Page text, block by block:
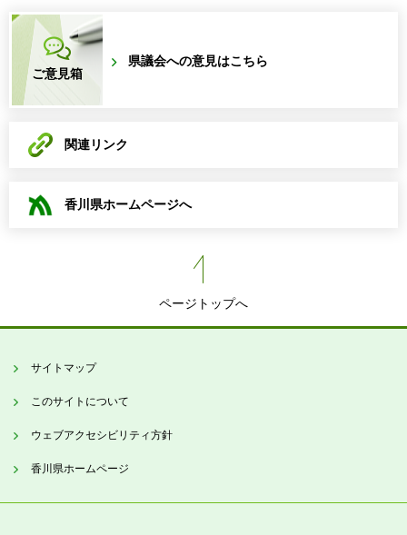
ご意見箱
県議会への意見はこちら
関連リンク
香川県ホームページへ
ページトップへ
サイトマップ
このサイトについて
ウェブアクセシビリティ方針
香川県ホームページ